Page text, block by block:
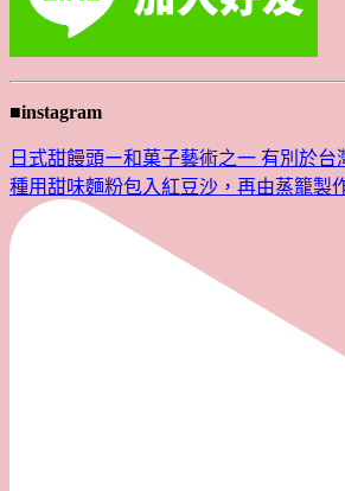
■instagram
日式甜饅頭ー和菓子藝術之一 有別於
種用甜味麵粉包入紅豆沙，再由蒸籠製